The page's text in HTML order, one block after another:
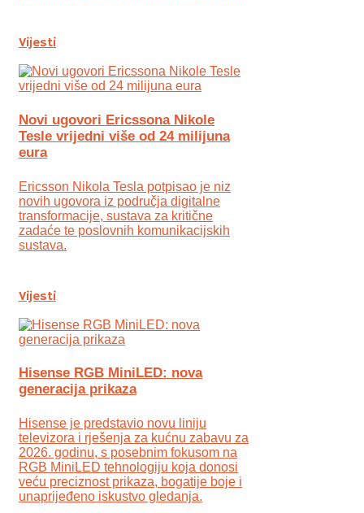
Vijesti
Novi ugovori Ericssona Nikole
Tesle vrijedni više od 24 milijuna
eura
Ericsson Nikola Tesla potpisao je niz
novih ugovora iz područja digitalne
transformacije, sustava za kritične
zadaće te poslovnih komunikacijskih
sustava.
Vijesti
Hisense RGB MiniLED: nova
generacija prikaza
Hisense je predstavio novu liniju
televizora i rješenja za kućnu zabavu za
2026. godinu, s posebnim fokusom na
RGB MiniLED tehnologiju koja donosi
veću preciznost prikaza, bogatije boje i
unaprijeđeno iskustvo gledanja.